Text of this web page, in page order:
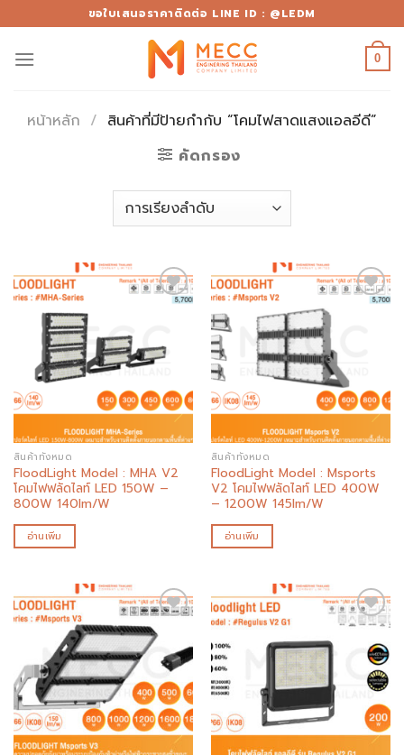
to
content
ขอใบเสนอราคาติดต่อ LINE ID : @LEDM
0
หน้าหลัก / สินค้าที่มีป้ายกำกับ “โคมไฟสาดแสงแอลอีดี”
คัดกรอง
wishlist
สินค้าทั้งหมด
FloodLight Model : MHA V2
โคมไฟฟลัดไลท์ LED 150W –
800W 140lm/W
อ่านเพิ่ม
สินค้าทั้งหมด
FloodLight Model : Msports
V2 โคมไฟฟลัดไลท์ LED 400W
– 1200W 145lm/W
อ่านเพิ่ม
Add to
wishlist
Add to
wishlist